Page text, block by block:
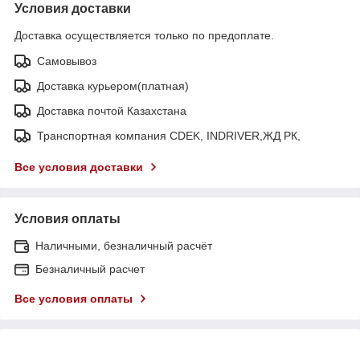
Условия доставки
Доставка осуществляется только по предоплате.
Самовывоз
Доставка курьером(платная)
Доставка почтой Казахстана
Транспортная компания CDEK, INDRIVER,ЖД РК,
Все условия доставки
Условия оплаты
Наличными, безналичный расчёт
Безналичный расчет
Все условия оплаты